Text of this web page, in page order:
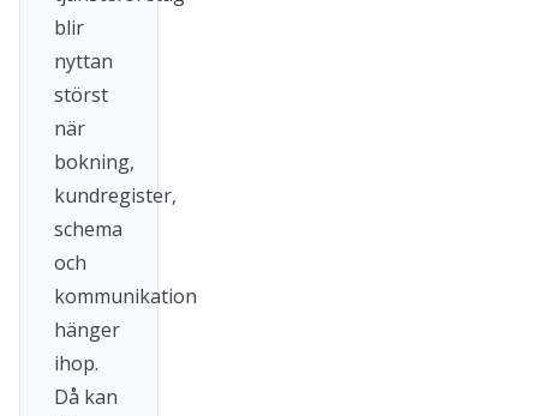
blir
nyttan
störst
när
bokning,
kundregister,
schema
och
kommunikation
hänger
ihop.
Då kan